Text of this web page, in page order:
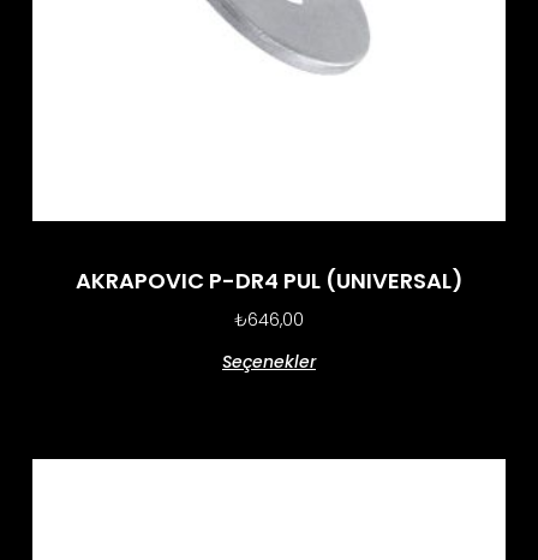
AKRAPOVIC P-DR4 PUL (UNIVERSAL)
₺646,00
Seçenekler